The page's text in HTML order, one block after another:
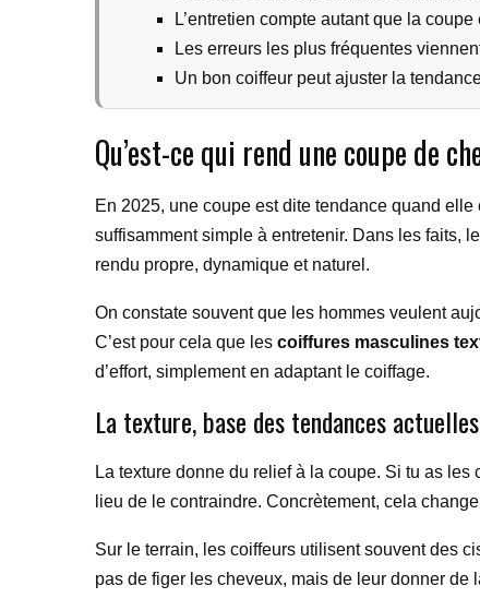
L’entretien compte autant que la coupe
Les erreurs les plus fréquentes
Un bon coiffeur peut ajuster la
Qu’est-ce qui rend une coupe de
En 2025, une coupe est dite tendance quand
suffisamment simple à entretenir. Dans les faits,
rendu propre, dynamique et naturel.
On constate souvent que les hommes veulent
C’est pour cela que les coiffures masculines
d’effort, simplement en adaptant le coiffage.
La texture, base des tendances actuelles
La texture donne du relief à la coupe. Si tu as
lieu de le contraindre. Concrètement, cela
Sur le terrain, les coiffeurs utilisent souvent des
pas de figer les cheveux, mais de leur donner de